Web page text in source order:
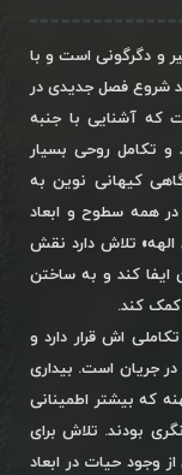
و دگرگونی است و با
شروع فصل جدیدی در
که آشنایی با جنبه
تکامل روحی بسیار
کیهانی نوین به
همه سطوح و ابعاد
الهه» تلاش دارد نقش
ایفا کند و به ساختن
کمک کند.
اش قرار دارد و
جریان است. بیداری
که بیشتر اطمینانی
بودند. تلاش برای
وجود حیات در ابعاد